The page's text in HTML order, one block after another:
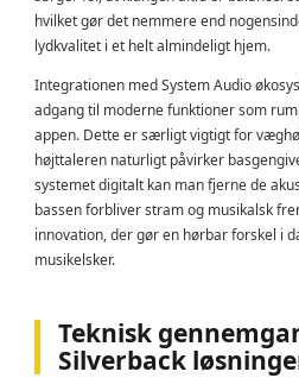
hvilket gør det nemmere end
lydkvalitet i et helt almindeligt hjem.
Integrationen med System Audio
adgang til moderne funktioner som
appen. Dette er særligt vigtigt for
højttaleren naturligt påvirker
systemet digitalt kan man fjerne de
bassen forbliver stram og musikalsk
innovation, der gør en hørbar forskel i
musikelsker.
Teknisk
Silverback